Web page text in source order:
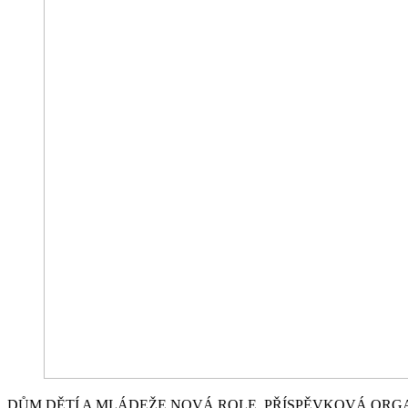
DŮM DĚTÍ A MLÁDEŽE NOVÁ ROLE, PŘÍSPĚVKOVÁ